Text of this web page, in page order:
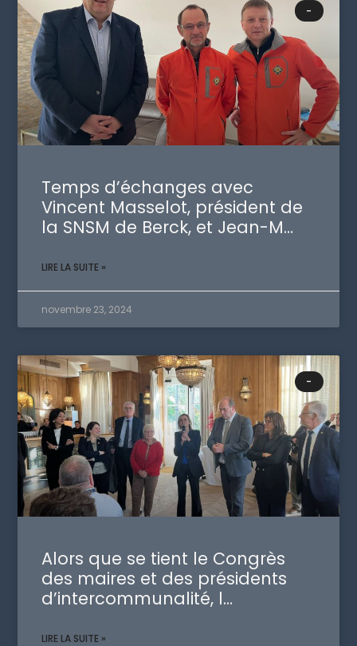
-
Temps d’échanges avec
Vincent Masselot, président de
la SNSM de Berck, et Jean-M…
LIRE LA SUITE »
novembre 23, 2024
-
Alors que se tient le Congrès
des maires et des présidents
d’intercommunalité, l…
LIRE LA SUITE »